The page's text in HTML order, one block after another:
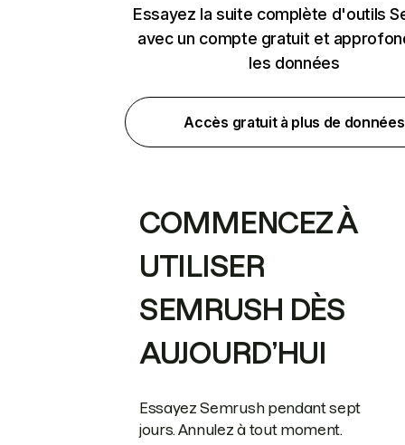
Essayez la suite complète d'outils
avec un compte gratuit et
les données
Accès gratuit à plus de données
COMMENCEZ À
UTILISER
SEMRUSH DÈS
AUJOURD’HUI
Essayez Semrush pendant sept
jours. Annulez à tout moment.